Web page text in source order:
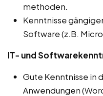
methoden.
Kenntnisse
Software (z.B.
IT- und
Gute Kenntnisse in
Anwendungen